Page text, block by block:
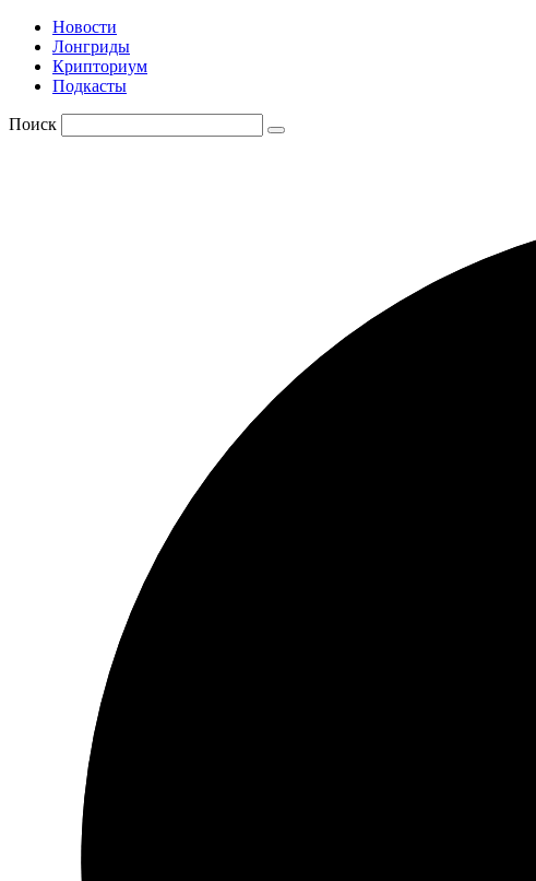
Новости
Лонгриды
Крипториум
Подкасты
Поиск